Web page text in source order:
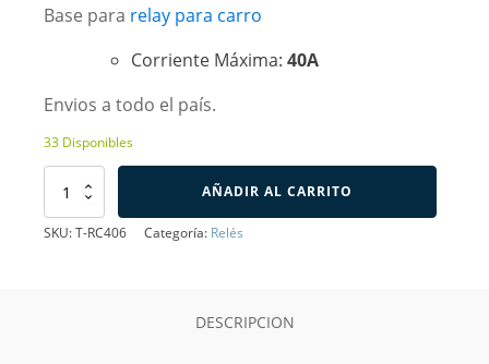
Base para relay para carro
Corriente Máxima: 40A
Envios a todo el país.
33 Disponibles
Socket
Relé
AÑADIR AL CARRITO
SKU:T-RC406 Categoría: Relés
DESCRIPCION